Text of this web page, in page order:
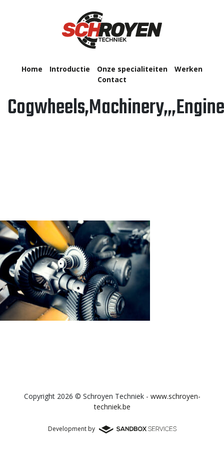
Home Introductie Onze specialiteiten
Werken
Contact
Copyright 2026 © Schroyen Techniek - www.schroyen-
techniek.be
Development by